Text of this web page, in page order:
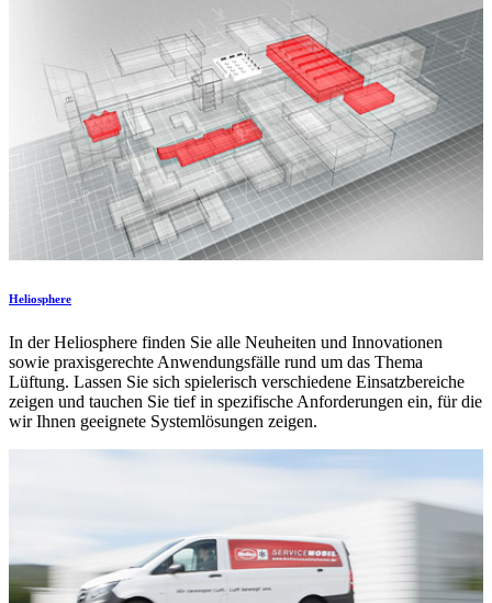
Heliosphere
In der Heliosphere finden Sie alle Neuheiten und Innovationen
sowie praxisgerechte Anwendungsfälle rund um das Thema
Lüftung. Lassen Sie sich spielerisch verschiedene Einsatzbereiche
zeigen und tauchen Sie tief in spezifische Anforderungen ein, für die
wir Ihnen geeignete Systemlösungen zeigen.